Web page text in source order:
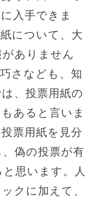
入手できま
について、大
ありません
さなども、知
、投票用紙の
あると言いま
票用紙を見分
偽の投票が有
思います。人
クに加えて、